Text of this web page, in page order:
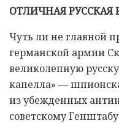
ОТЛИЧНАЯ РУССКАЯ
Чуть ли не главной
германской армии
великолепную
капелла» —
из убежденных
советскому